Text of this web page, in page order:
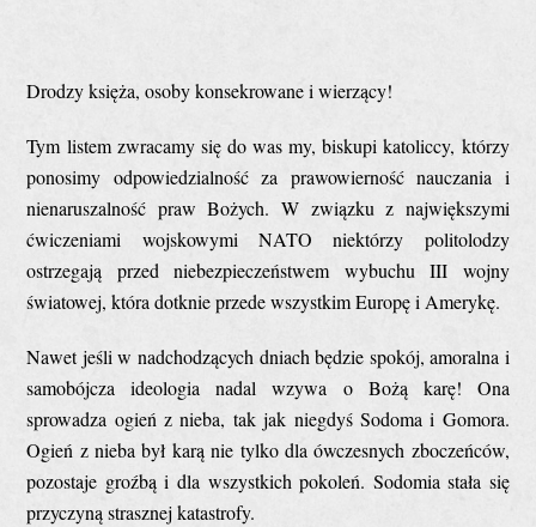
Drodzy księża, osoby konsekrowane i wierzący!
Tym listem zwracamy się do was my, biskupi katoliccy, którzy
ponosimy odpowiedzialność za prawowierność nauczania i
nienaruszalność praw Bożych. W związku z największymi
ćwiczeniami wojskowymi NATO niektórzy politolodzy
ostrzegają przed niebezpieczeństwem wybuchu III wojny
światowej, która dotknie przede wszystkim Europę i Amerykę.
Nawet jeśli w nadchodzących dniach będzie spokój, amoralna i
samobójcza ideologia nadal wzywa o Bożą karę! Ona
sprowadza ogień z nieba, tak jak niegdyś Sodoma i Gomora.
Ogień z nieba był karą nie tylko dla ówczesnych zboczeńców,
pozostaje groźbą i dla wszystkich pokoleń. Sodomia stała się
przyczyną strasznej katastrofy.